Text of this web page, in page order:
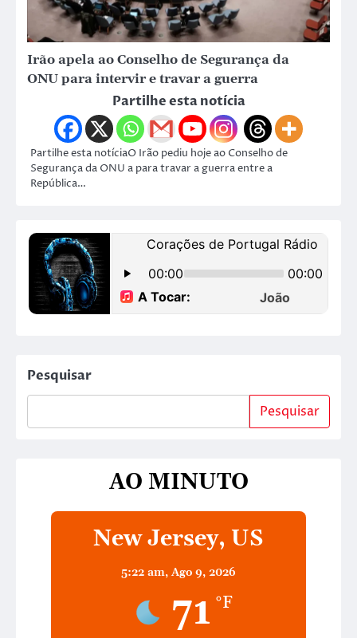
Irão apela ao Conselho de Segurança da
ONU para intervir e travar a guerra
Partilhe esta notícia
Partilhe esta notíciaO Irão pediu hoje ao Conselho de
Segurança da ONU a para travar a guerra entre a
República…
Pesquisar
Pesquisar
AO MINUTO
New Jersey, US
5:22 am, Ago 9, 2026
71 °F